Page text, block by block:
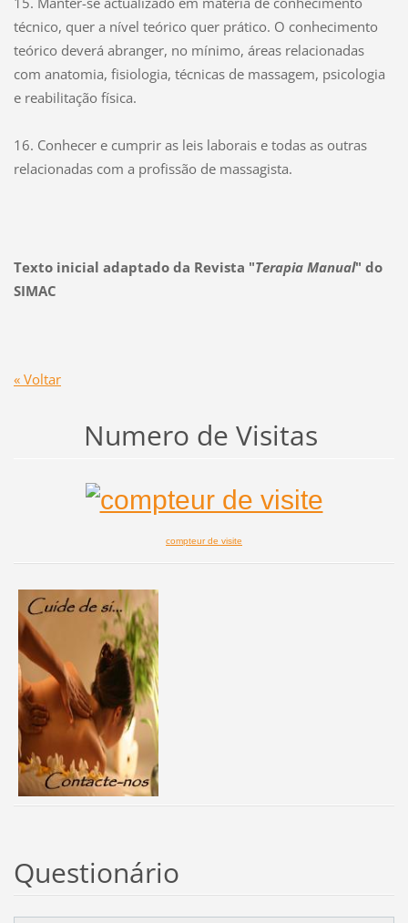
técnico, quer a nível teórico quer prático. O conhecimento
teórico deverá abranger, no mínimo, áreas relacionadas
com anatomia, fisiologia, técnicas de massagem, psicologia
e reabilitação física.
16. Conhecer e cumprir as leis laborais e todas as outras
relacionadas com a profissão de massagista.
Texto inicial adaptado da Revista "Terapia Manual" do
SIMAC
« Voltar
Numero de Visitas
compteur de visite
Questionário